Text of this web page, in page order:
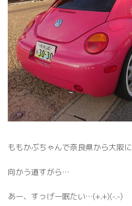
ももかぶちゃんで奈良県から大阪に
向かう道すがら…
あー、すっげー眠たい…(+.+)(-.-)